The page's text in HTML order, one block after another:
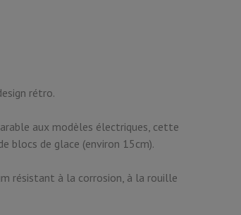
rétro.
aux modèles électriques, cette
blocs de glace (environ 15cm).
résistant à la corrosion, à la rouille